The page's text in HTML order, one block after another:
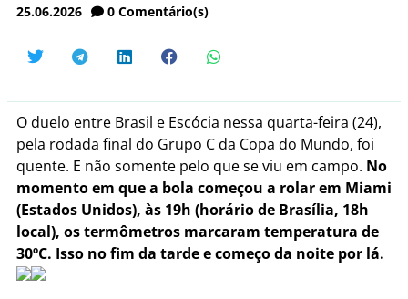
25.06.2026 0 Comentário(s)
O duelo entre Brasil e Escócia nessa quarta-feira (24),
pela rodada final do Grupo C da Copa do Mundo, foi
quente. E não somente pelo que se viu em campo. No
momento em que a bola começou a rolar em Miami
(Estados Unidos), às 19h (horário de Brasília, 18h
local), os termômetros marcaram temperatura de
30ºC. Isso no fim da tarde e começo da noite por lá.